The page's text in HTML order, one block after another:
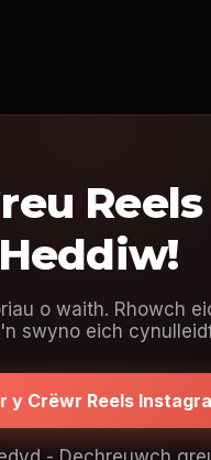
Heddiw!
o waith. Rhowch
swyno eich
y Crëwr Reels